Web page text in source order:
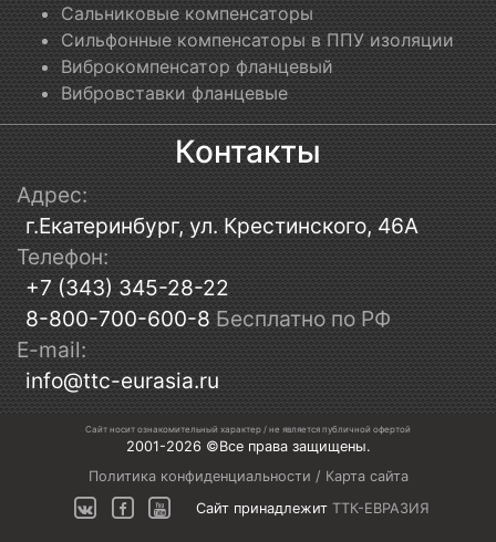
Сальниковые компенсаторы
Сильфонные компенсаторы в ППУ изоляции
Виброкомпенсатор фланцевый
Вибровставки фланцевые
Контакты
Адрес:
г.Екатеринбург, ул. Крестинского, 46А
Телефон:
+7 (343) 345-28-22
8-800-700-600-8 Бесплатно по РФ
E-mail:
info@ttc-eurasia.ru
Сайт носит ознакомительный характер / не является публичной офертой
2001-2026 ©Все права защищены.
Политика конфиденциальности / Карта сайта
Сайт принадлежит ТТК-ЕВРАЗИЯ